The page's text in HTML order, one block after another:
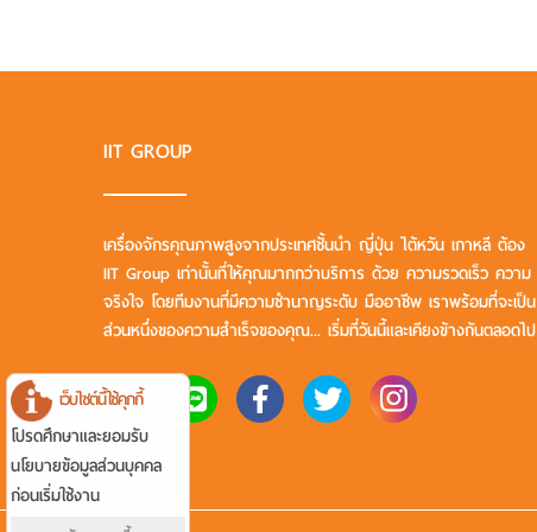
IIT GROUP
เครื่องจักรคุณภาพสูงจากประเทศชั้นนำ ญี่ปุ่น ไต้หวัน เกาหลี ต้อง
IIT Group เท่านั้นที่ให้คุณมากกว่าบริการ ด้วย ความรวดเร็ว ความ
จริงใจ โดยทีมงานที่มีความชำนาญระดับ มืออาชีพ เราพร้อมที่จะเป็น
ส่วนหนึ่งของความสำเร็จของคุณ... เริ่มที่วันนี้และเคียงข้างกันตลอดไป
เว็บไซต์นี้ใช้คุกกี้
โปรดศึกษาและยอมรับ
นโยบายข้อมูลส่วนบุคคล
ก่อนเริ่มใช้งาน